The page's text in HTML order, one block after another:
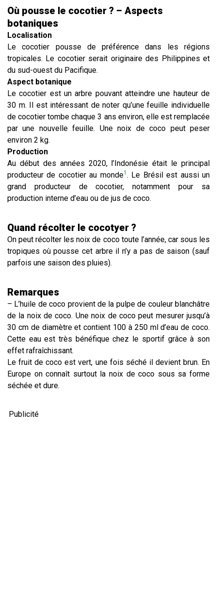
Où pousse le cocotier ? – Aspects
botaniques
Localisation
Le cocotier pousse de préférence dans les régions
tropicales. Le cocotier serait originaire des Philippines et
du sud-ouest du Pacifique.
Aspect botanique
Le cocotier est un arbre pouvant atteindre une hauteur de
30 m. Il est intéressant de noter qu’une feuille individuelle
de cocotier tombe chaque 3 ans environ, elle est remplacée
par une nouvelle feuille. Une noix de coco peut peser
environ 2 kg.
Production
Au début des années 2020, l’Indonésie était le principal
producteur de cocotier au monde1 . Le Brésil est aussi un
grand producteur de cocotier, notamment pour sa
production interne d’eau ou de jus de coco.
Quand récolter le cocotyer ?
On peut récolter les noix de coco toute l’année, car sous les
tropiques où pousse cet arbre il n’y a pas de saison (sauf
parfois une saison des pluies).
Remarques
– L’huile de coco provient de la pulpe de couleur blanchâtre
de la noix de coco. Une noix de coco peut mesurer jusqu’à
30 cm de diamètre et contient 100 à 250 ml d’eau de coco.
Cette eau est très bénéfique chez le sportif grâce à son
effet rafraîchissant.
Le fruit de coco est vert, une fois séché il devient brun. En
Europe on connaît surtout la noix de coco sous sa forme
séchée et dure.
Publicité